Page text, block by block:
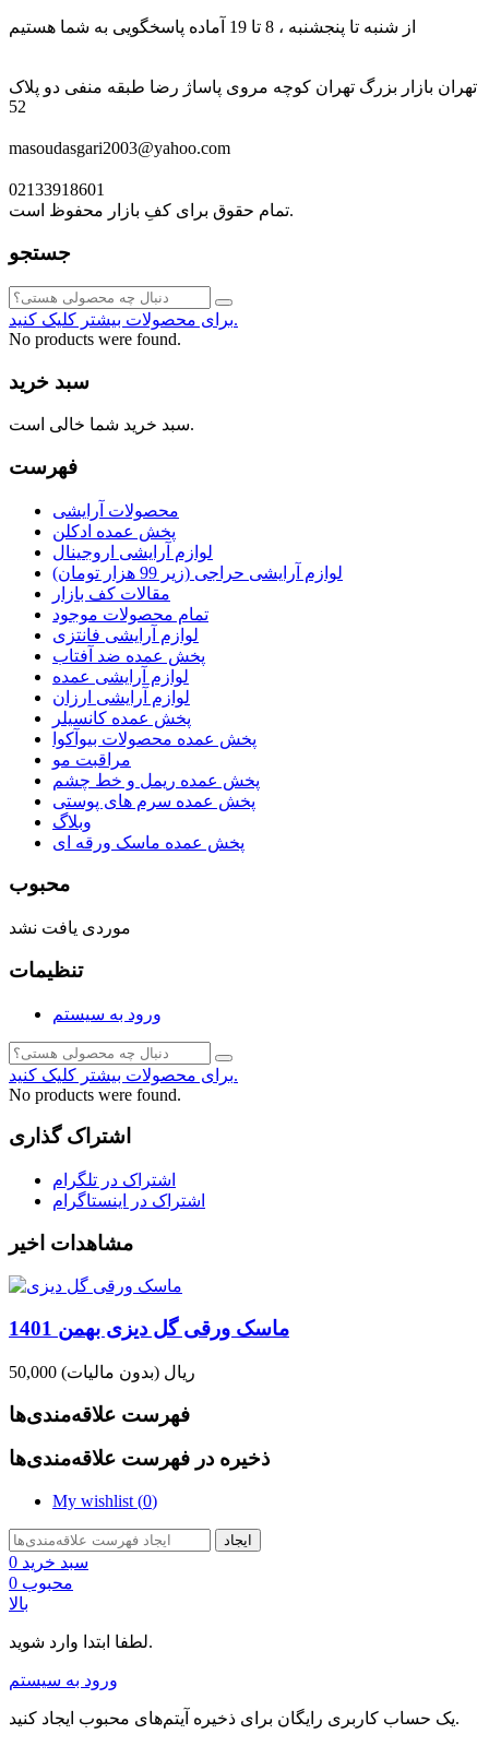
از شنبه تا پنجشنبه ، 8 تا 19 آماده پاسخگویی به شما هستیم
تهران بازار بزرگ تهران کوچه مروی پاساژ رضا طبقه منفی دو پلاک
52
masoudasgari2003@yahoo.com
02133918601
تمام حقوق برای کفِ بازار محفوظ است.
جستجو
برای محصولات بیشتر کلیک کنید.
No products were found.
سبد خرید
سبد خرید شما خالی است.
فهرست
محصولات آرایشی
پخش عمده ادکلن
لوازم آرایشی اروجینال
لوازم آرایشی حراجی (زیر 99 هزار تومان)
مقالات کف بازار
تمام محصولات موجود
لوازم آرایشی فانتزی
پخش عمده ضد آفتاب
لوازم آرایشی عمده
لوازم آرایشی ارزان
پخش عمده کانسیلر
پخش عمده محصولات بیوآکوا
مراقبت مو
پخش عمده ریمل و خط چشم
پخش عمده سرم های پوستی
وبلاگ
پخش عمده ماسک ورقه ای
محبوب
موردی یافت نشد
تنظیمات
ورود به سیستم
برای محصولات بیشتر کلیک کنید.
No products were found.
اشتراک گذاری
اشتراک در تلگرام
اشتراک در اینستاگرام
مشاهدات اخیر
ماسک ورقی گل دیزی بهمن 1401
50,000 ریال (بدون مالیات)
فهرست علاقه‌مندی‌ها
ذخیره در فهرست علاقه‌مندی‌ها
My wishlist (0)
ایجاد
سبد خرید 0
محبوب 0
بالا
لطفا ابتدا وارد شوید.
ورود به سیستم
یک حساب کاربری رایگان برای ذخیره آیتم‌های محبوب ایجاد کنید.